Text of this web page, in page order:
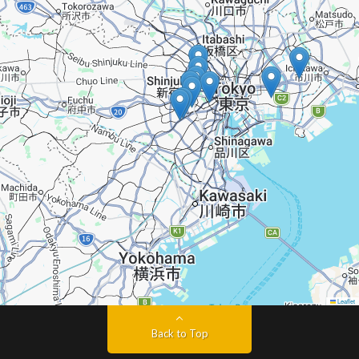
Leaflet
Back to Top